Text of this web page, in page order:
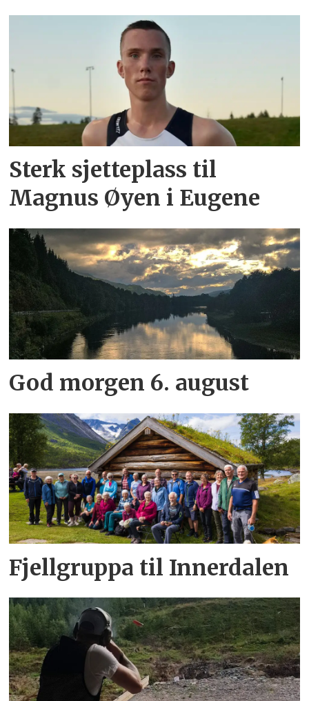
Sterk sjetteplass til
Magnus Øyen i Eugene
God morgen 6. august
Fjellgruppa til Innerdalen